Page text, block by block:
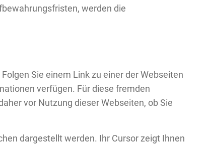
werden die
Sie einem Link zu einer der Webseiten
verfügen. Für diese fremden
vor Nutzung dieser Webseiten, ob Sie
dargestellt werden. Ihr Cursor zeigt Ihnen